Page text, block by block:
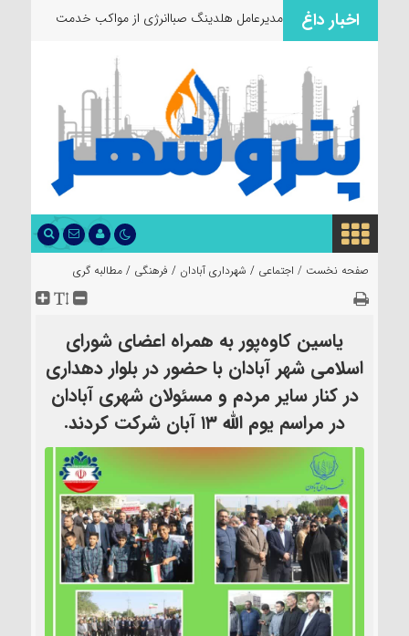
اخبار داغ
مدیرعامل هلدینگ صباانرژی از مواکب
صفحه نخست / اجتماعی / شهرداری آبادان / فرهنگی / مطالبه گری
یاسین کاوه‌پور به همراه اعضای شورای
اسلامی شهر آبادان با حضور در بلوار دهداری
در کنار سایر مردم و مسئولان شهری آبادان
در مراسم یوم الله ۱۳ آبان شرکت کردند.